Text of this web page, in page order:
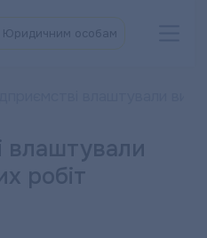
Юридичним особам
влаштували
робіт